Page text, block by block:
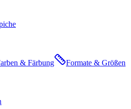
& Färbung
Formate & Größen